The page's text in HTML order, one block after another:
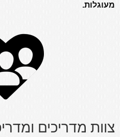
מעוגלות.
צוות מדריכים